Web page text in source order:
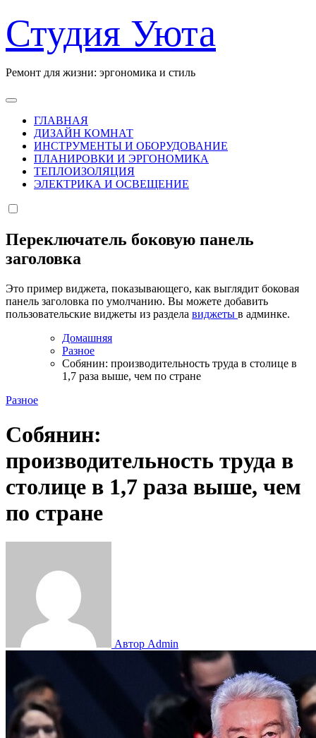
к
содержанию
Студия Уюта
Ремонт для жизни: эргономика и стиль
ГЛАВНАЯ
ДИЗАЙН КОМНАТ
ИНСТРУМЕНТЫ И ОБОРУДОВАНИЕ
ПЛАНИРОВКИ И ЭРГОНОМИКА
ТЕПЛОИЗОЛЯЦИЯ
ЭЛЕКТРИКА И ОСВЕЩЕНИЕ
Переключатель боковую панель
заголовка
Это пример виджета, показывающего, как выглядит боковая
панель заголовка по умолчанию. Вы можете добавить
пользовательские виджеты из раздела виджеты в админке.
Домашняя
Разное
Собянин: производительность труда в столице в
1,7 раза выше, чем по стране
Разное
Собянин:
производительность труда в
столице в 1,7 раза выше, чем
по стране
Автор Admin